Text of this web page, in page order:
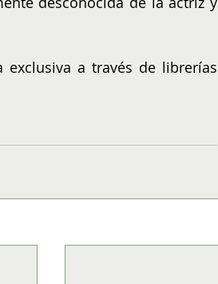
exclusiva a través de librerías